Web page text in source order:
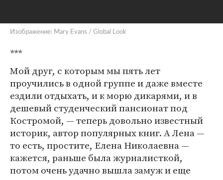
Изображение: Mary Evans / Global Look
***
Мой друг, с которым мы пять лет
проучились в одной группе и даже вместе
ездили отдыхать, и к морю дикарями, и в
дешевый студенческий пансионат под
Костромой, — теперь довольно известный
историк, автор популярных книг. А Лена —
то есть, простите, Елена Николаевна —
кажется, раньше была журналисткой,
потом очень удачно вышла замуж и еще